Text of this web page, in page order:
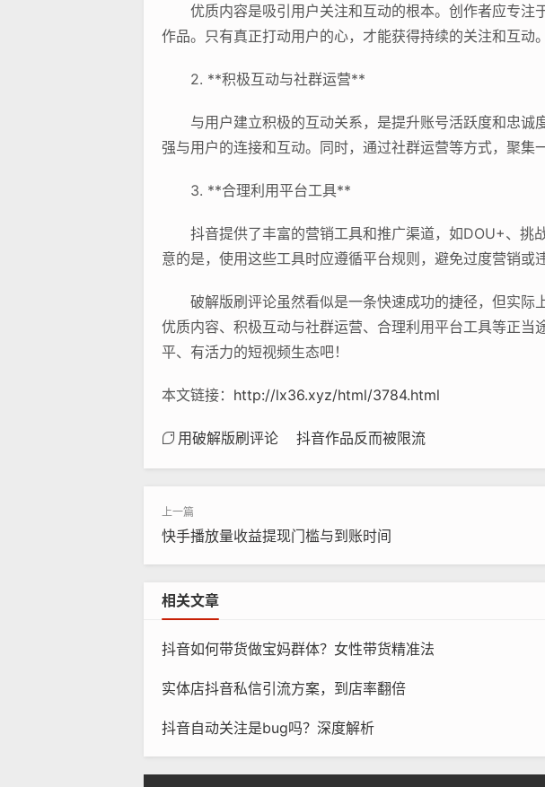
优质内容是吸引用户关注和互动的根本。创作者应专
作品。只有真正打动用户的心，才能获得持续的关注和互动。
2. **积极互动与社群运营**
与用户建立积极的互动关系，是提升账号活跃度和忠
强与用户的连接和互动。同时，通过社群运营等方式，聚集
3. **合理利用平台工具**
抖音提供了丰富的营销工具和推广渠道，如DOU+、挑
意的是，使用这些工具时应遵循平台规则，避免过度营销或
破解版刷评论虽然看似是一条快速成功的捷径，但实
优质内容、积极互动与社群运营、合理利用平台工具等正
平、有活力的短视频生态吧！
本文链接： http://lx36.xyz/html/3784.html
用破解版刷评论 抖音作品反而被限流
快手播放量收益提现门槛与到账时间
相关文章
抖音如何带货做宝妈群体？女性带货精准法
实体店抖音私信引流方案，到店率翻倍
抖音自动关注是bug吗？深度解析